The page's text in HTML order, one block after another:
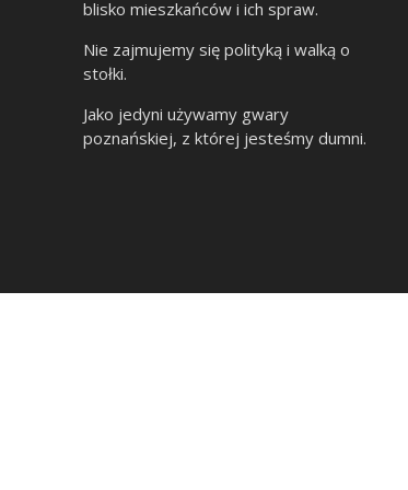
blisko mieszkańców i ich spraw.
Nie zajmujemy się polityką i walką o
stołki.
Jako jedyni używamy gwary
poznańskiej, z której jesteśmy dumni.